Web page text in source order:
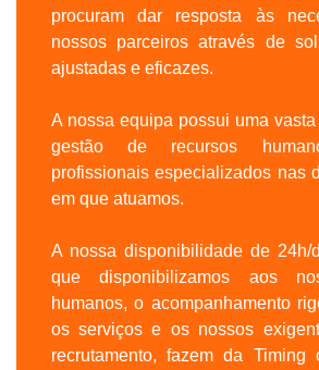
procuram dar resposta às
nossos parceiros através de
ajustadas e eficazes.
A nossa equipa possui uma
gestão de recursos
profissionais especializados nas
em que atuamos.
A nossa disponibilidade de 24h/
que disponibilizamos aos
humanos, o acompanhamento
os serviços e os nossos
recrutamento, fazem da Timing